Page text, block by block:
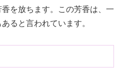
を放ちます。この芳香は、一
ると言われています。